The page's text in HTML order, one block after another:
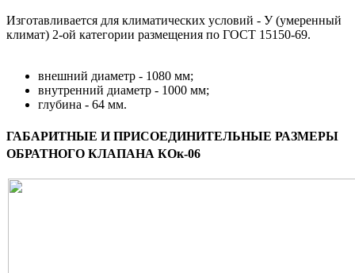
Изготавливается для климатических условий - У (умеренный
климат) 2-ой категории размещения по ГОСТ 15150-69.
внешний диаметр - 1080 мм;
внутренний диаметр - 1000 мм;
глубина - 64 мм.
ГАБАРИТНЫЕ И ПРИСОЕДИНИТЕЛЬНЫЕ РАЗМЕРЫ
ОБРАТНОГО КЛАПАНА КОк-06